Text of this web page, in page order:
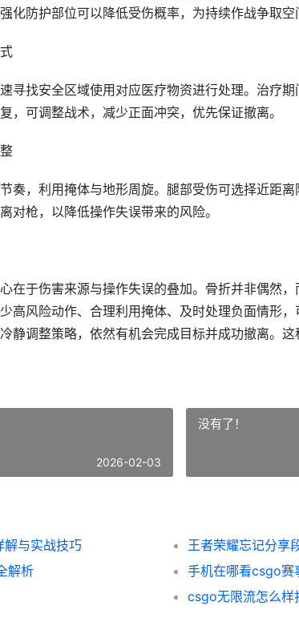
化防护部位可以降低受伤概率，为持续作战争取空
寻找安全区域使用对应医疗物资进行处理。治疗
，可调整战术，减少正面冲突，优先保证撤离。
奏，利用掩体与地形周旋。腿部受伤可选择近距
对枪，以降低操作失误带来的风险。
在于伤害来源与操作失误的叠加。骨折并非偶然
高风险动作、合理利用掩体、及时处理负面情形
静调整策略，依然有机会完成目标并成功撤离。
2026-02-03
没有了！
解与实战技巧
王者荣耀忘记分享
解析
手机在哪看csgo赛
csgo无限流怎么样